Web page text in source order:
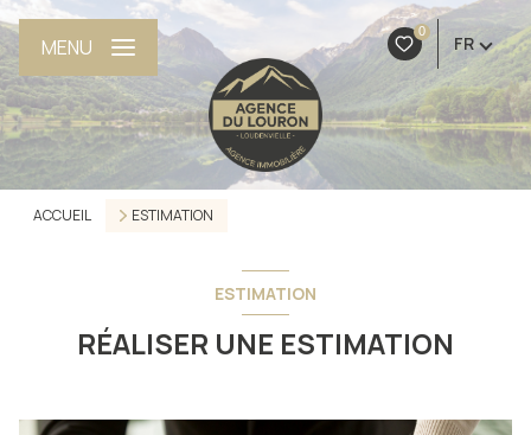
0
FR
MENU
ACCUEIL ESTIMATION
ESTIMATION
RÉALISER UNE ESTIMATION